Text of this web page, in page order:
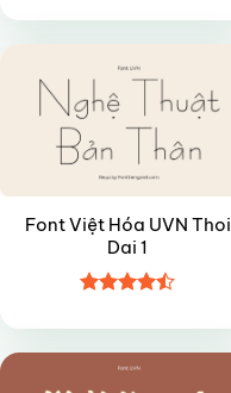
hạng4.5
Font Việt Hóa UVN Thoi
Dai 1
hạng4.5
5 sao